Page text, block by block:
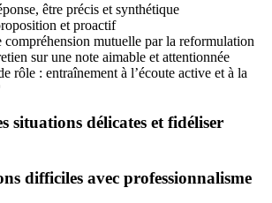
être précis et synthétique
et proactif
compréhension mutuelle par la reformulation
sur une note aimable et attentionnée
rôle : entraînement à l’écoute active et à la
situations délicates et fidéliser
difficiles avec professionnalisme